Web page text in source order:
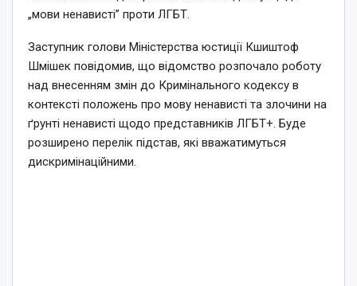
„мови ненависті” проти ЛГБТ.
Заступник голови Міністерства юстиції Кшиштоф
Шмішек повідомив, що відомство розпочало роботу
над внесенням змін до Кримінального кодексу в
контексті положень про мову ненависті та злочини на
ґрунті ненависті щодо представників ЛГБТ+. Буде
розширено перелік підстав, які вважатимуться
дискримінаційними.